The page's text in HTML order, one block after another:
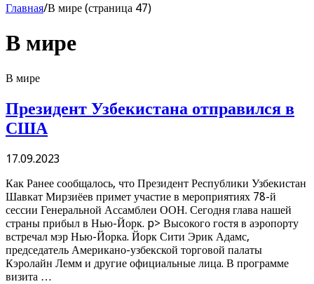
Главная/В мире (страница 47)
В мире
В мире
Президент Узбекистана отправился в
США
17.09.2023
Как Ранее сообщалось, что Президент Республики Узбекистан
Шавкат Мирзиёев примет участие в мероприятиях 78-й
сессии Генеральной Ассамблеи ООН. Сегодня глава нашей
страны прибыл в Нью-Йорк. p> Высокого гостя в аэропорту
встречал мэр Нью-Йорка. Йорк Сити Эрик Адамс,
председатель Американо-узбекской торговой палаты
Кэролайн Лемм и другие официальные лица. В программе
визита …